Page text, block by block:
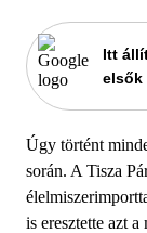
Itt
elsők
Úgy történt
során. A Tisza
is eresztette azt